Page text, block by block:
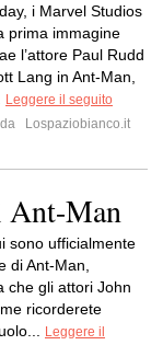
i Marvel Studios
prima immagine
l’attore Paul Rudd
Lang in Ant-Man,
Leggere il seguito
Lospaziobianco.it
Ant-Man
sono ufficialmente
di Ant-Man,
che gli attori John
ricorderete
Leggere il